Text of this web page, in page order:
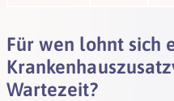
Für wen lohnt sich
Wartezeit?